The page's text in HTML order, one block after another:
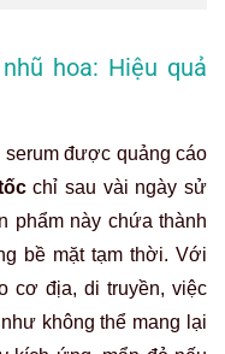
hoa: Hiệu quả
được quảng cáo
chỉ sau vài ngày sử
phẩm này chứa thành
bề mặt tạm thời. Với
cơ địa, di truyền, việc
không thể mang lại